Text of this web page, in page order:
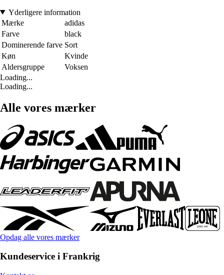
Yderligere information
Mærke
adidas
Farve
black
Dominerende farve Sort
Køn
Kvinde
Aldersgruppe
Voksen
Loading...
Loading...
Alle vores mærker
Opdag alle vores mærker
Kundeservice i Frankrig